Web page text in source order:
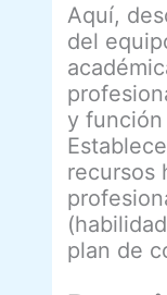
Aquí,
del
y
recursos
plan de